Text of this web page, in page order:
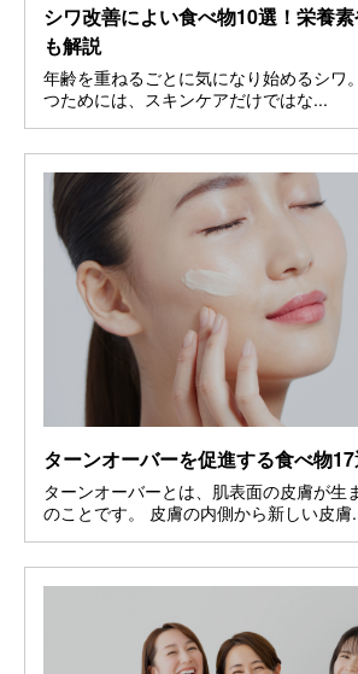
シワ改善によい食べ物10選！栄養
も解説
年齢を重ねるごとに気になり始めるシワ
つためには、スキンケアだけではな...
ターンオーバーを促進する食べ物
ターンオーバーとは、肌表面の皮膚が生
のことです。 皮膚の内側から新しい皮膚